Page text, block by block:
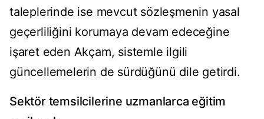
taleplerinde ise mevcut sözleşmenin yasal
geçerliliğini korumaya devam edeceğine
işaret eden Akçam, sistemle ilgili
güncellemelerin de sürdüğünü dile getirdi.
Sektör temsilcilerine uzmanlarca eğitim